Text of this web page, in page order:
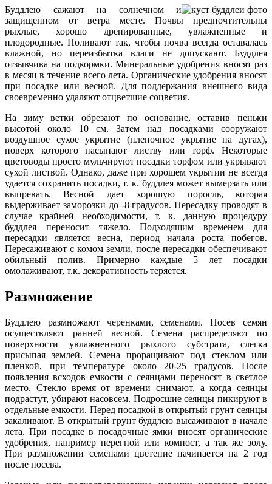
Буддлею сажают на солнечном и
защищенном от ветра месте. Почвы предпочтительны
рыхлые, хорошо дренированные, увлажненные и
плодородные. Поливают так, чтобы почва всегда оставалась
влажной, но переизбытка влаги не допускают. Буддлея
отзывчива на подкормки. Минеральные удобрения вносят раз
в месяц в течение всего лета. Органические удобрения вносят
при посадке или весной. Для поддержания внешнего вида
своевременно удаляют отцветшие соцветия.
На зиму ветки обрезают по основание, оставив пеньки
высотой около 10 см. Затем над посадками сооружают
воздушное сухое укрытие (пленочное укрытие на дугах),
поверх которого насыпают листву или торф. Некоторые
цветоводы просто мульчируют посадки торфом или укрывают
сухой листвой. Однако, даже при хорошем укрытии не всегда
удается сохранить посадки, т. к. буддлея может вымерзать или
выпревать. Весной дает хорошую поросль, которая
выдерживает заморозки до -8 градусов. Пересадку проводят в
случае крайней необходимости, т. к. данную процедуру
буддлея переносит тяжело. Подходящим временем для
пересадки является весна, период начала роста побегов.
Пересаживают с комом земли, после пересадки обеспечивают
обильный полив. Примерно каждые 5 лет посадки
омолаживают, т.к. декоративность теряется.
Размножение
Буддлею размножают черенками, семенами. Посев семян
осуществляют ранней весной. Семена распределяют по
поверхности увлажненного рыхлого субстрата, слегка
присыпая землей. Семена проращивают под стеклом или
пленкой, при температуре около 20-25 градусов. После
появления всходов емкости с сеянцами переносят в светлое
место. Стекло время от времени снимают, а когда сеянцы
подрастут, убирают насовсем. Подросшие сеянцы пикируют в
отдельные емкости. Перед посадкой в открытый грунт сеянцы
закаливают. В открытый грунт буддлею высаживают в начале
лета. При посадке в посадочные ямки вносят органические
удобрения, например перегной или компост, а так же золу.
При размножении семенами цветение начинается на 2 год
после посева.